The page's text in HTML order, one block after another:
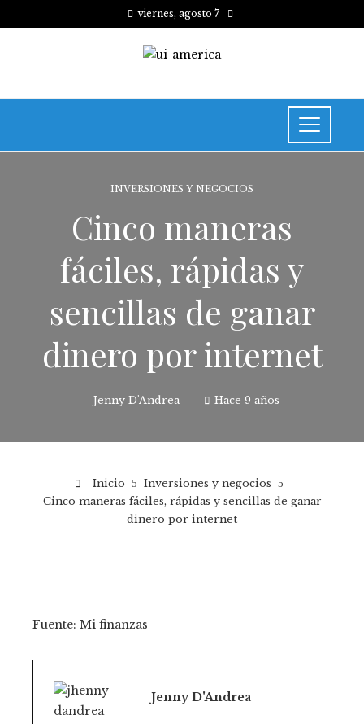
viernes, agosto 7
INVERSIONES Y NEGOCIOS
Cinco maneras
fáciles, rápidas y
sencillas de ganar
dinero por internet
Jenny D'Andrea Hace 9 años
Inicio
Inversiones y negocios
Cinco maneras fáciles, rápidas y sencillas de ganar
dinero por internet
Fuente: Mi finanzas
Jenny D'Andrea